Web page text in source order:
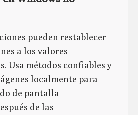
pueden restablecer
a los valores
Usa métodos confiables y
localmente para
de pantalla
de las